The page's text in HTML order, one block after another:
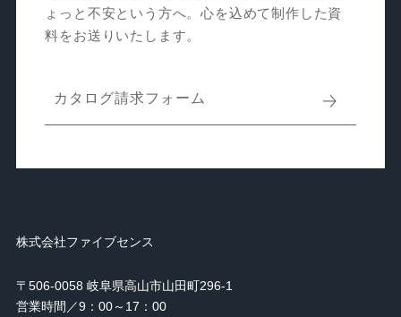
ょっと不安という方へ。心を込めて制作した資
料をお送りいたします。
カタログ請求フォーム
株式会社ファイブセンス
〒506-0058 岐阜県高山市山田町296-1
営業時間／9：00～17：00